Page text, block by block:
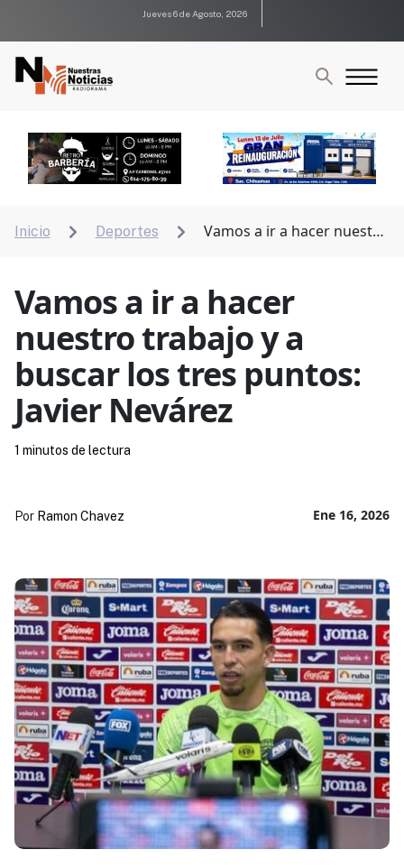
Jueves 6 de Agosto, 2026
Inicio  Deportes 
Vamos a ir a hacer nuestro
Vamos a ir a hacer
nuestro trabajo y a
buscar los tres puntos:
Javier Nevárez
Ene 16, 2026
Por Ramon Chavez
1 minutos de lectura